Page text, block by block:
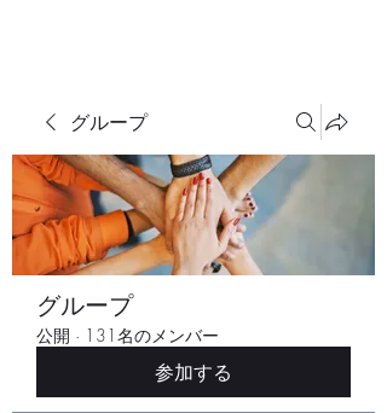
グループ
グループ
公開 · 131名のメンバー
参加する